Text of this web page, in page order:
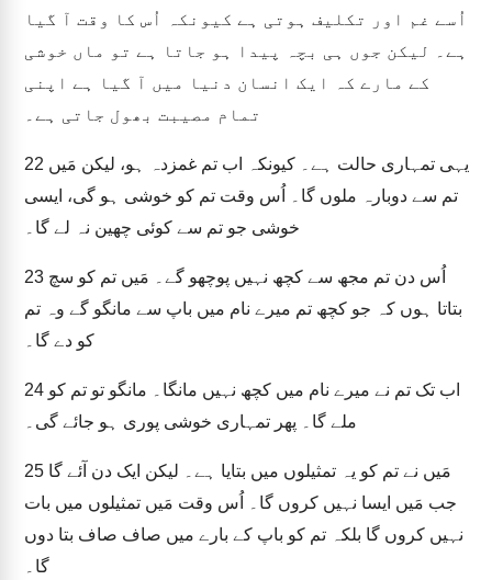
اُسے غم اور تکلیف ہوتی ہے کیونکہ اُس کا وقت آ گیا
ہے۔ لیکن جوں ہی بچہ پیدا ہو جاتا ہے تو ماں خوشی
کے مارے کہ ایک انسان دنیا میں آ گیا ہے اپنی
تمام مصیبت بھول جاتی ہے۔
22
تم سے دوبارہ ملوں گا۔ اُس وقت تم کو خوشی ہو گی، ایسی
خوشی جو تم سے کوئی چھین نہ لے گا۔
23
بتاتا ہوں کہ جو کچھ تم میرے نام میں باپ سے مانگو گے وہ تم
کو دے گا۔
24
ملے گا۔ پھر تمہاری خوشی پوری ہو جائے گی۔
25
جب مَیں ایسا نہیں کروں گا۔ اُس وقت مَیں تمثیلوں میں بات
نہیں کروں گا بلکہ تم کو باپ کے بارے میں صاف صاف بتا دوں
گا۔